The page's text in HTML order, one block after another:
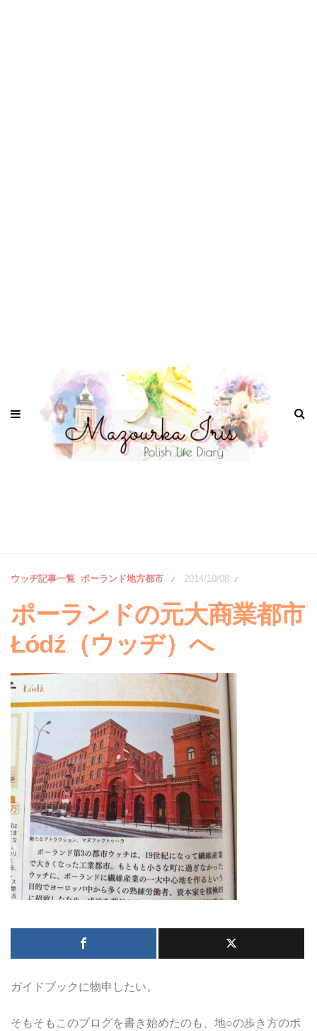
ウッヂ記事一覧 ポーランド地方都市 / 2014/10/08 /
ポーランドの元大商業都市
Łódź（ウッヂ）へ
ガイドブックに物申したい。
そもそもこのブログを書き始めたのも、地○の歩き方のポ